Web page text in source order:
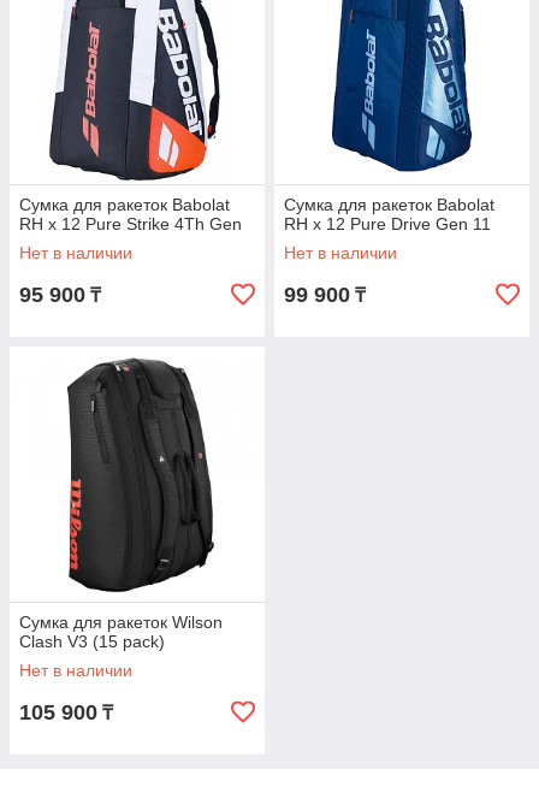
Сумка для ракеток Babolat
RH x 12 Pure Strike 4Th Gen
Нет в наличии
95 900 ₸
Сумка для ракеток Babolat
RH x 12 Pure Drive Gen 11
Нет в наличии
99 900 ₸
Сумка для ракеток Wilson
Clash V3 (15 pack)
Нет в наличии
105 900 ₸